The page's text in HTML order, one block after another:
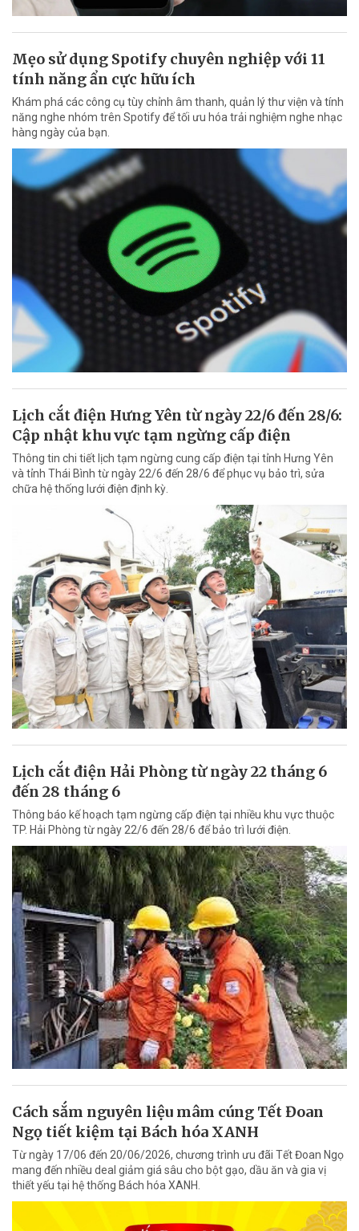
Mẹo sử dụng Spotify chuyên nghiệp với 11
tính năng ẩn cực hữu ích
Khám phá các công cụ tùy chỉnh âm thanh, quản lý thư viện và tính
năng nghe nhóm trên Spotify để tối ưu hóa trải nghiệm nghe nhạc
hàng ngày của bạn.
Lịch cắt điện Hưng Yên từ ngày 22/6 đến 28/6:
Cập nhật khu vực tạm ngừng cấp điện
Thông tin chi tiết lịch tạm ngừng cung cấp điện tại tỉnh Hưng Yên
và tỉnh Thái Bình từ ngày 22/6 đến 28/6 để phục vụ bảo trì, sửa
chữa hệ thống lưới điện định kỳ.
Lịch cắt điện Hải Phòng từ ngày 22 tháng 6
đến 28 tháng 6
Thông báo kế hoạch tạm ngừng cấp điện tại nhiều khu vực thuộc
TP. Hải Phòng từ ngày 22/6 đến 28/6 để bảo trì lưới điện.
Cách sắm nguyên liệu mâm cúng Tết Đoan
Ngọ tiết kiệm tại Bách hóa XANH
Từ ngày 17/06 đến 20/06/2026, chương trình ưu đãi Tết Đoan Ngọ
mang đến nhiều deal giảm giá sâu cho bột gạo, dầu ăn và gia vị
thiết yếu tại hệ thống Bách hóa XANH.